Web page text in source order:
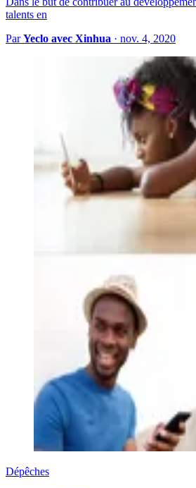
talents en
ParYeclo avec Xinhua · nov. 4, 2020
Dépêches